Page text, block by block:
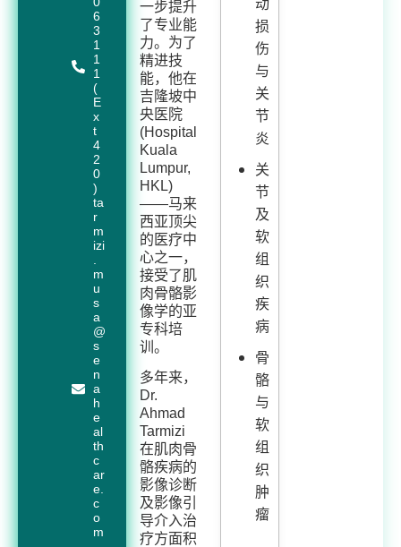
6
3
1
1
1
(
E
x
t
4
2
0
)
ta
r
m
izi
m
u
s
a
@
s
e
n
a
h
e
al
th
c
ar
e.
c
o
m
一步提升
了专业能
力。为了
精进技
能，他在
吉隆坡中
央医院
(Hospital
Kuala
Lumpur,
HKL)
——马来
西亚顶尖
的医疗中
心之一，
接受了肌
肉骨骼影
像学的亚
专科培
训。
多年来，
Dr.
Ahmad
Tarmizi
在肌肉骨
骼疾病的
影像诊断
及影像引
导介入治
疗方面积
损
伤
与
关
节
炎
关
节
及
软
组
织
疾
病
骨
骼
与
软
组
织
肿
瘤